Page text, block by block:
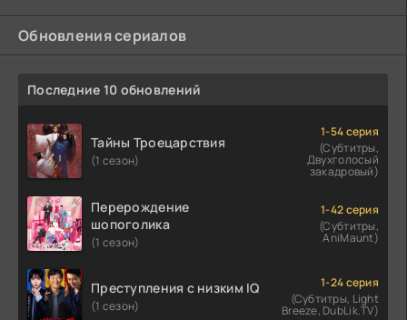
Обновления сериалов
Последние 10 обновлений
Тайны Троецарствия
(1 сезон)
1-54 серия
(Субтитры,
Двухголосый
закадровый)
Перерождение
шопоголика
(1 сезон)
1-42 серия
(Субтитры,
AniMaunt)
Преступления с низким IQ
(1 сезон)
1-24 серия
(Субтитры, Light
Breeze, DubLik.TV)